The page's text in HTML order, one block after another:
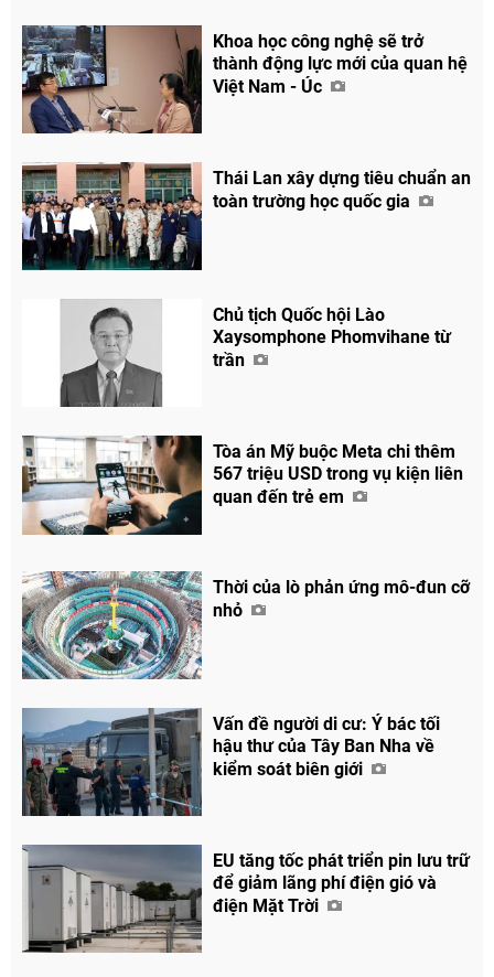
Chia sẻ
Khoa học công nghệ sẽ trở
thành động lực mới của quan hệ
Việt Nam - Úc
Thái Lan xây dựng tiêu chuẩn an
toàn trường học quốc gia
Chủ tịch Quốc hội Lào
Xaysomphone Phomvihane từ
trần
Tòa án Mỹ buộc Meta chi thêm
567 triệu USD trong vụ kiện liên
quan đến trẻ em
Thời của lò phản ứng mô-đun cỡ
nhỏ
Vấn đề người di cư: Ý bác tối
hậu thư của Tây Ban Nha về
kiểm soát biên giới
EU tăng tốc phát triển pin lưu trữ
để giảm lãng phí điện gió và
điện Mặt Trời